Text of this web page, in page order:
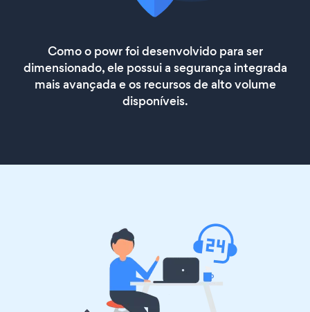
Como o powr foi desenvolvido para ser
dimensionado, ele possui a segurança integrada
mais avançada e os recursos de alto volume
disponíveis.